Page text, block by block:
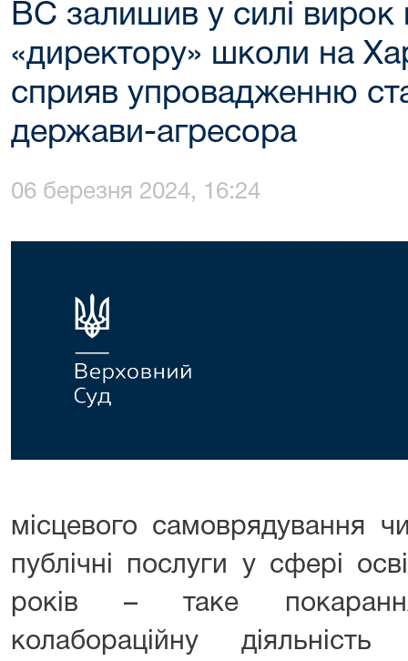
ВС залишив у силі вирок
«директору» школи на
сприяв упровадженню
держави-агресора
06 березня 2024, 16:24
місцевого самоврядування
публічні послуги у сфері
років – таке
колабораційну